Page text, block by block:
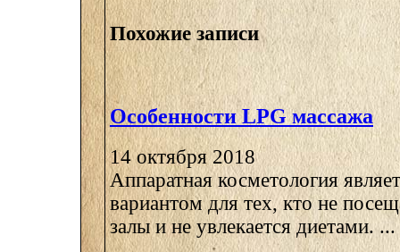
Похожие записи
Особенности LPG массажа
14 октября 2018
Аппаратная косметология
вариантом для тех, кто не
залы и не увлекается диетами. ...